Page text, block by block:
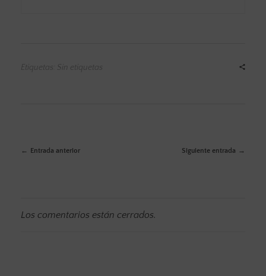
Etiquetas: Sin etiquetas
Entrada anterior Siguiente entrada
Los comentarios están cerrados.